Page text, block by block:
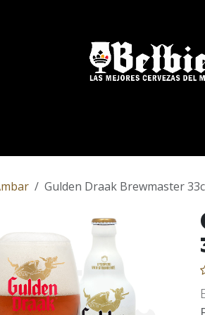
Gulden Draak Brewmaster